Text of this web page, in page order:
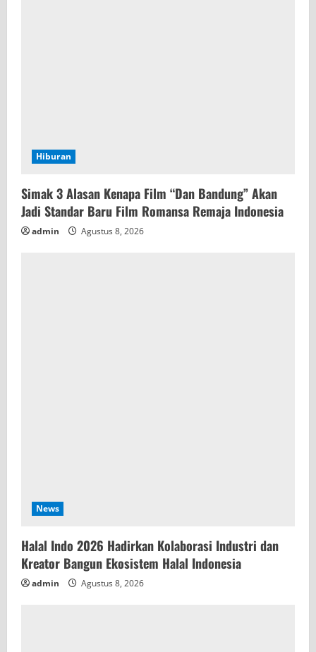
Hiburan
Simak 3 Alasan Kenapa Film “Dan Bandung” Akan
Jadi Standar Baru Film Romansa Remaja Indonesia
admin Agustus 8, 2026
News
Halal Indo 2026 Hadirkan Kolaborasi Industri dan
Kreator Bangun Ekosistem Halal Indonesia
admin Agustus 8, 2026